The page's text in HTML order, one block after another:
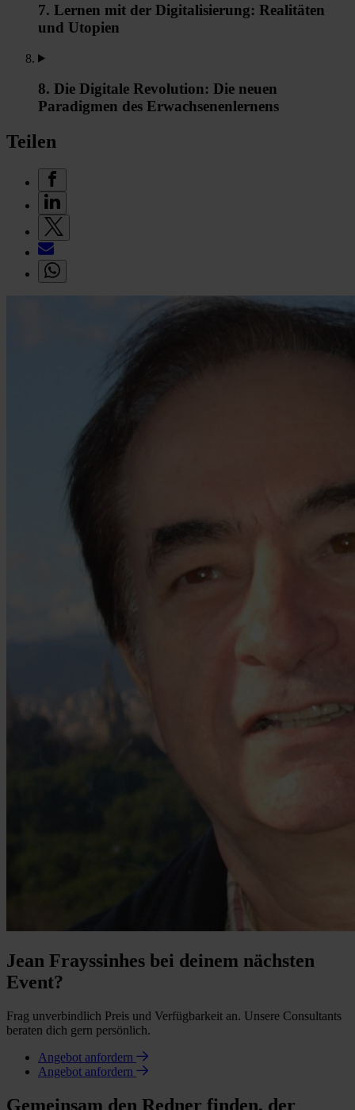
7. Lernen mit der Digitalisierung: Realitäten
und Utopien
8. Die Digitale Revolution: Die neuen
Paradigmen des Erwachsenenlernens
Teilen
Jean Frayssinhes bei deinem nächsten
Event?
Frag unverbindlich Preis und Verfügbarkeit an. Unsere Consultants
beraten dich gern persönlich.
Angebot anfordern
Angebot anfordern
Gemeinsam den Redner finden, der